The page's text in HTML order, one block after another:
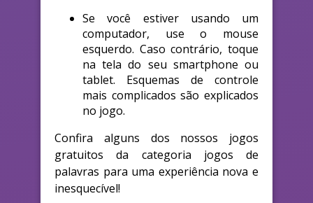
Se você estiver usando um
computador, use o mouse
esquerdo. Caso contrário, toque
na tela do seu smartphone ou
tablet. Esquemas de controle
mais complicados são explicados
no jogo.
Confira alguns dos nossos jogos
gratuitos da categoria jogos de
palavras para uma experiência nova e
inesquecível!